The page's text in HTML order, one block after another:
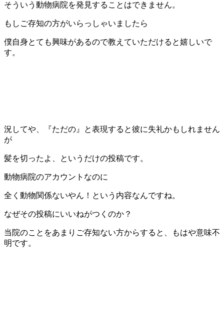
そういう動物病院を発見することはできません。
もしご存知の方がいらっしゃいましたら
僕自身とても興味があるので教えていただけると嬉しいで
す。
況してや、『ただの』と表現すると彼に失礼かもしれません
が
髪を切ったよ、というだけの投稿です。
動物病院のアカウントなのに
全く動物関係ないやん！という内容なんですね。
なぜその投稿にいいねがつくのか？
当院のことをあまりご存知ない方からすると、もはや意味不
明です。